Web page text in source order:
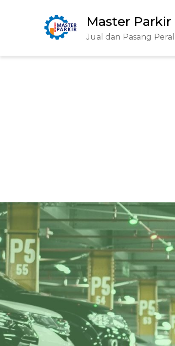
Master Parkir
Jual dan Pasang